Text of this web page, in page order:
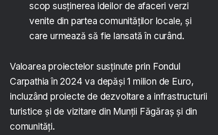
scop susținerea ideilor de afaceri verzi
venite din partea comunităților locale, și
care urmează să fie lansată în curând.
Valoarea proiectelor susținute prin Fondul
Carpathia în 2024 va depăși 1 milion de Euro,
incluzând proiecte de dezvoltare a infrastructurii
turistice și de vizitare din Munții Făgăraș și din
comunități.